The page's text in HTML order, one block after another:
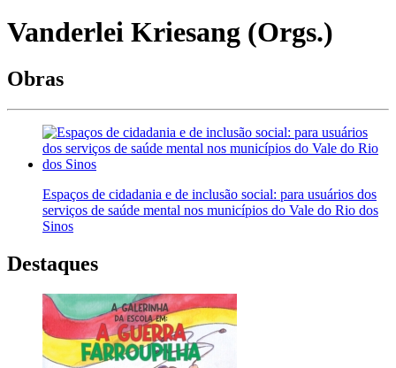
Vanderlei Kriesang (Orgs.)
Obras
Espaços de cidadania e de inclusão social: para usuários dos
serviços de saúde mental nos municípios do Vale do Rio dos
Sinos
Destaques